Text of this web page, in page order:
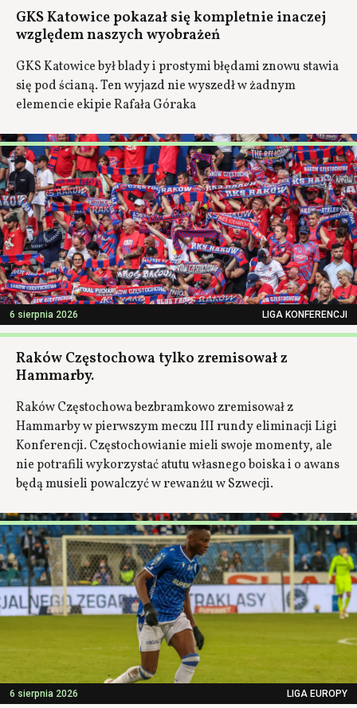
GKS Katowice pokazał się kompletnie inaczej
względem naszych wyobrażeń
GKS Katowice był blady i prostymi błędami znowu stawia
się pod ścianą. Ten wyjazd nie wyszedł w żadnym
elemencie ekipie Rafała Góraka
6 sierpnia 2026 LIGA KONFERENCJI
Raków Częstochowa tylko zremisował z
Hammarby.
Raków Częstochowa bezbramkowo zremisował z
Hammarby w pierwszym meczu III rundy eliminacji Ligi
Konferencji. Częstochowianie mieli swoje momenty, ale
nie potrafili wykorzystać atutu własnego boiska i o awans
będą musieli powalczyć w rewanżu w Szwecji.
6 sierpnia 2026 LIGA EUROPY